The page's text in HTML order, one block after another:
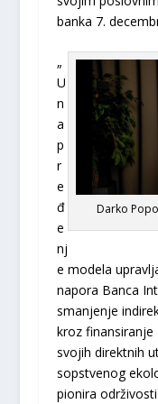
banka 7.
Darko
„
U
n
a
p
r
e
đ
e
nj
e modela
napora Banca
smanjenje
kroz finansiranje
svojih direktnih
sopstvenog
pionira